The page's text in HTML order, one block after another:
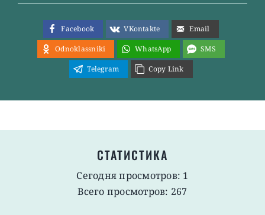
Facebook VKontakte
Email
Odnoklassniki
WhatsApp
SMS
Telegram
Copy Link
СТАТИСТИКА
Сегодня просмотров: 1
Всего просмотров: 267